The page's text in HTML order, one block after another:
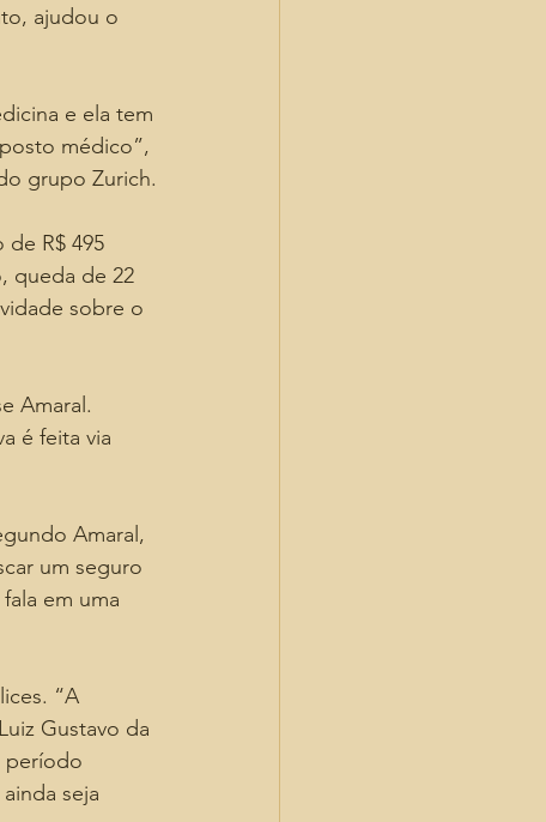
ajudou o
e ela tem
médico”,
grupo Zurich.
R$ 495
queda de 22
sobre o
Amaral.
é feita via
Amaral,
um seguro
em uma
“A
Gustavo da
período
seja